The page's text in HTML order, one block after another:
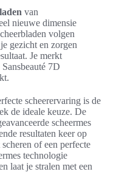
van
nieuwe dimensie
volgen
gezicht en zorgen
Je merkt
7D
scheerervaring is de
de ideale keuze. De
scheermes
resultaten keer op
of een perfecte
technologie
laat je stralen met een